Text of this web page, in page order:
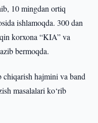
10 mingdan ortiq
ishlamoqda. 300 dan
korxona “KIA” va
bermoqda.
hajmini va band
masalalari ko‘rib